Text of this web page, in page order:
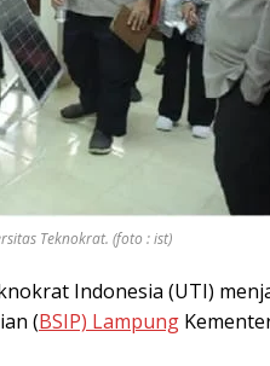
Teknokrat. (foto : ist)
Indonesia (UTI)
(BSIP) Lampung